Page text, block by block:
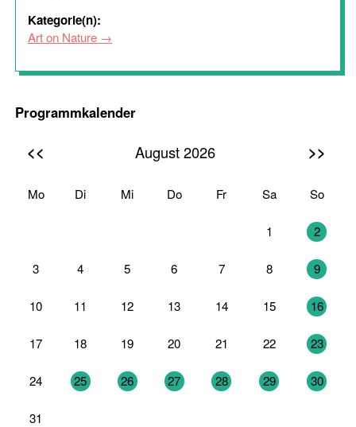
Kategorie(n):
Art on Nature
Programmkalender
<< August 2026 >>
Mo Di Mi Do Fr Sa So
1 2
3 4 5 6 7 8 9
10 11 12 13 14 15 16
17 18 19 20 21 22 23
24 25 26 27 28 29 30
31